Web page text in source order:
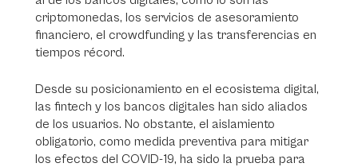
criptomonedas, los servicios de asesoramiento
financiero, el crowdfunding y las transferencias en
tiempos récord.
Desde su posicionamiento en el ecosistema digital,
las fintech y los bancos digitales han sido aliados
de los usuarios. No obstante, el aislamiento
obligatorio, como medida preventiva para mitigar
los efectos del COVID-19, ha sido la prueba para